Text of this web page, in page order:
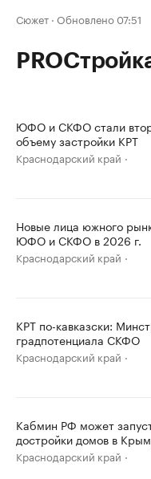
Сюжет · Обновлено 07:51
ЮФО и СКФО стали
объему застройки КРТ
Краснодарский край
Новые лица южного
ЮФО и СКФО в 2026 г.
Краснодарский край
КРТ по-кавказски:
градпотенциала СКФО
Краснодарский край
Кабмин РФ может
достройки домов в
Краснодарский край